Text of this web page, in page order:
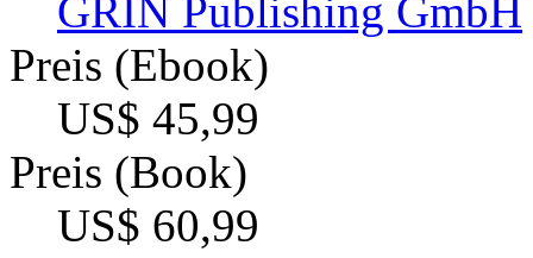
GRIN Publishing GmbH
Preis (Ebook)
US$ 45,99
Preis (Book)
US$ 60,99